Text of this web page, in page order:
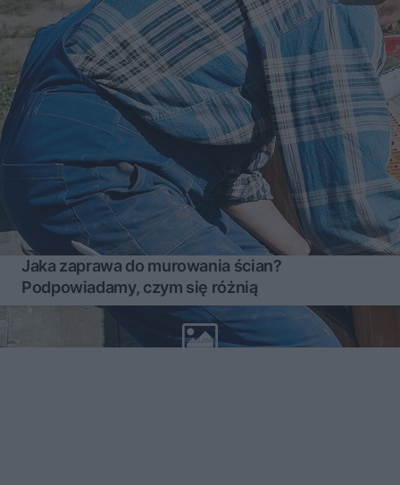
Jaka zaprawa do murowania ścian?
Podpowiadamy, czym się różnią